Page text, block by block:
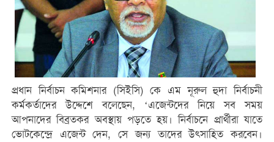
প্রধান নির্বাচন কমিশনার (সিইসি) কে এম নূরুল হুদা নির্বাচনী
কর্মকর্তাদের উদ্দেশে বলেছেন, ‘এজেন্টদের নিয়ে সব সময়
আপনাদের বিব্রতকর অবস্থায় পড়তে হয়। নির্বাচনে প্রার্থীরা যাতে
ভোটকেন্দ্রে এজেন্ট দেন, সে জন্য তাদের উৎসাহিত করবেন।